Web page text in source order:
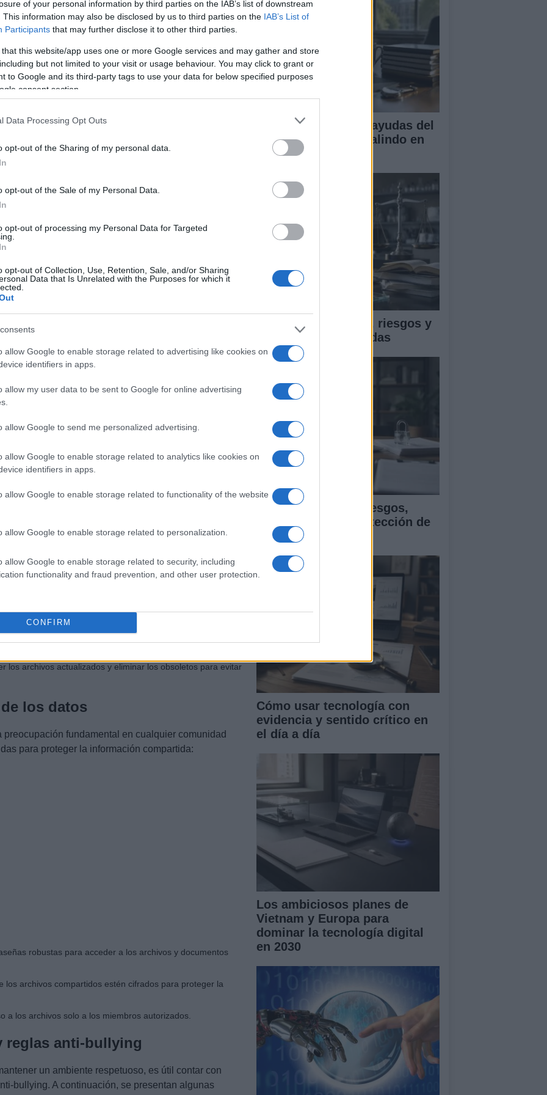
of your personal information by third parties on the IAB’s list of downstream
This information may also be disclosed by us to third parties on the IAB’s List of
Participants that may further disclose it to other third parties.
that this website/app uses one or more Google services and may gather and store
but not limited to your visit or usage behaviour. You may click to grant or
to Google and its third-party tags to use your data for below specified purposes
consent section.
Data Processing Opt Outs
opt-out of the Sharing of my personal data.
opt-out of the Sale of my Personal Data.
opt-out of processing my Personal Data for Targeted
opt-out of Collection, Use, Retention, Sale, and/or Sharing
Data that Is Unrelated with the Purposes for which it
allow Google to enable storage related to advertising like cookies on
identifiers in apps.
allow my user data to be sent to Google for online advertising
allow Google to send me personalized advertising.
allow Google to enable storage related to analytics like cookies on
identifiers in apps.
allow Google to enable storage related to functionality of the website
allow Google to enable storage related to personalization.
allow Google to enable storage related to security, including
functionality and fraud prevention, and other user protection.
CONFIRM
normas esenciales:
los miembros deben entender que el grupo se ha creado
Se debe evitar cualquier tipo de lenguaje ofensivo o
en el grupo debe tratarse con confidencialidad,
eficiente, es necesario asignar roles
ayuda a distribuir las responsabilidades y asegurar
Algunos roles clave incluyen:
de organizar y seguir el progreso de los proyectos
y almacenar los archivos compartidos en el grupo.
crucial en un grupo científico. Aquí hay algunas
claros y descriptivos a los archivos para facilitar su
los archivos actualizados y eliminar los obsoletos para evitar
los datos
preocupación fundamental en cualquier comunidad
para proteger la información compartida:
robustas para acceder a los archivos y documentos
los archivos compartidos estén cifrados para proteger la
a los archivos solo a los miembros autorizados.
reglas anti-bullying
un ambiente respetuoso, es útil contar con
bullying. A continuación, se presentan algunas
UJA obtiene cuatro ayudas del
programa Beatriz Galindo en
2026
Ética en IA: marcos, riesgos y
mitigaciones aplicadas
Guía para evaluar sesgos,
transparencia y protección de
datos en IA
Cómo usar tecnología con
evidencia y sentido crítico en
el día a día
Los ambiciosos planes de
Vietnam y Europa para
dominar la tecnología digital
en 2030